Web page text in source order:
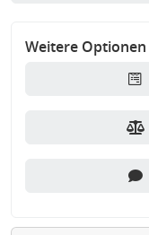
Weitere Optionen